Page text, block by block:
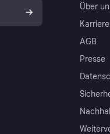
Über
Karriere
AGB
Presse